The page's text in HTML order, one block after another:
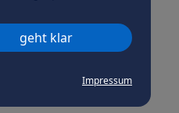
geht klar
Impressum